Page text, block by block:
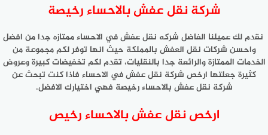
شركة نقل عفش بالاحساء رخيصة
نقدم لك عميلنا الفاضل شركه نقل عفش في الاحساء ممتازه جدا من افضل
واحسن شركات نقل العفش بالمملكة حيث انها توفر لكم مجموعة من
الخدمات الممتازة والرائعة جدا بالنقليات، تقدم لكم تخفيضات كبيرة وعروض
كثيرة جعلتها ارخص شركة نقل عفش في الاحساء فاذا كنت تبحث عن
شركة نقل عفش بالاحساء رخيصة فهي اختيارك الافضل.
ارخص نقل عفش بالاحساء رخيص